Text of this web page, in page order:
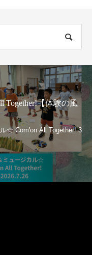
Together!【体験の風